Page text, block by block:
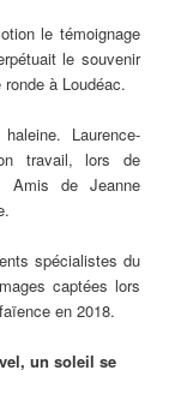
le témoignage
le souvenir
à Loudéac.
Laurence-
travail, lors de
Amis de Jeanne
spécialistes du
captées lors
en 2018.
un soleil se